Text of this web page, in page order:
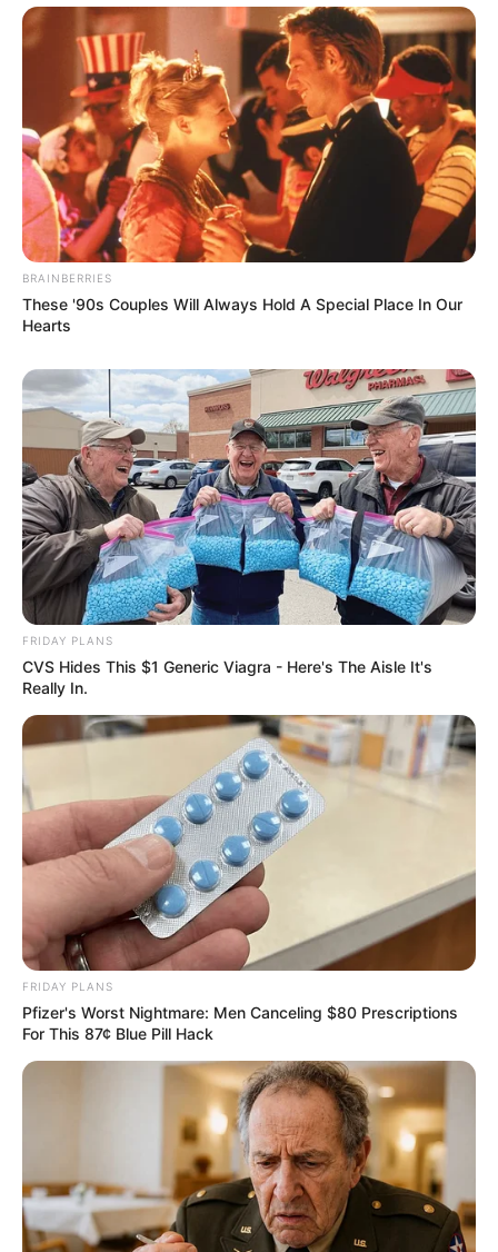
BRAINBERRIES
These '90s Couples Will Always Hold A Special Place In Our
Hearts
FRIDAY PLANS
CVS Hides This $1 Generic Viagra - Here's The Aisle It's
Really In.
FRIDAY PLANS
Pfizer's Worst Nightmare: Men Canceling $80 Prescriptions
For This 87¢ Blue Pill Hack